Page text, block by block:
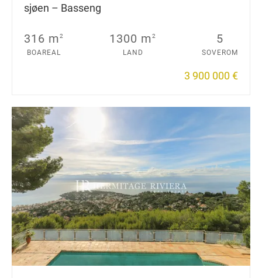
sjøen – Basseng
316 m2
BOAREAL
1300 m2
LAND
5
SOVEROM
3 900 000 €